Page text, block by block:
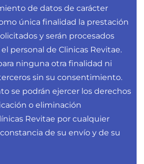
de datos de carácter
única finalidad la prestación
y serán procesados
personal de Clinicas Revitae.
ninguna otra finalidad ni
sin su consentimiento.
se podrán ejercer los derechos
o eliminación
Revitae por cualquier
de su envío y de su